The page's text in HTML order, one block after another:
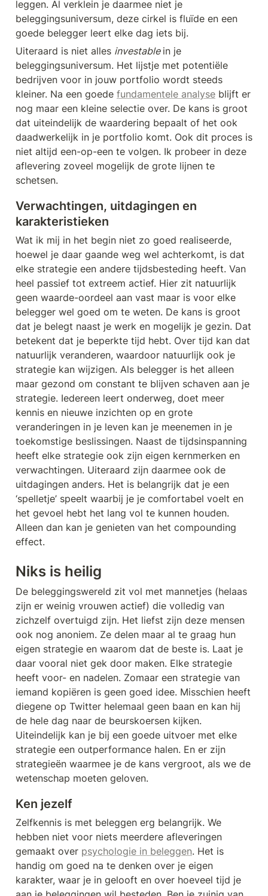
leggen. Al verklein je daarmee niet je
beleggingsuniversum, deze cirkel is fluïde en een
goede belegger leert elke dag iets bij.
Uiteraard is niet alles investable in je
beleggingsuniversum. Het lijstje met potentiële
bedrijven voor in jouw portfolio wordt steeds
kleiner. Na een goede fundamentele analyse blijft er
nog maar een kleine selectie over. De kans is groot
dat uiteindelijk de waardering bepaalt of het ook
daadwerkelijk in je portfolio komt. Ook dit proces is
niet altijd een-op-een te volgen. Ik probeer in deze
aflevering zoveel mogelijk de grote lijnen te
schetsen.
Verwachtingen, uitdagingen en
karakteristieken
Wat ik mij in het begin niet zo goed realiseerde,
hoewel je daar gaande weg wel achterkomt, is dat
elke strategie een andere tijdsbesteding heeft. Van
heel passief tot extreem actief. Hier zit natuurlijk
geen waarde-oordeel aan vast maar is voor elke
belegger wel goed om te weten. De kans is groot
dat je belegt naast je werk en mogelijk je gezin. Dat
betekent dat je beperkte tijd hebt. Over tijd kan dat
natuurlijk veranderen, waardoor natuurlijk ook je
strategie kan wijzigen. Als belegger is het alleen
maar gezond om constant te blijven schaven aan je
strategie. Iedereen leert onderweg, doet meer
kennis en nieuwe inzichten op en grote
veranderingen in je leven kan je meenemen in je
toekomstige beslissingen. Naast de tijdsinspanning
heeft elke strategie ook zijn eigen kernmerken en
verwachtingen. Uiteraard zijn daarmee ook de
uitdagingen anders. Het is belangrijk dat je een
‘spelletje’ speelt waarbij je je comfortabel voelt en
het gevoel hebt het lang vol te kunnen houden.
Alleen dan kan je genieten van het compounding
effect.
Niks is heilig
De beleggingswereld zit vol met mannetjes (helaas
zijn er weinig vrouwen actief) die volledig van
zichzelf overtuigd zijn. Het liefst zijn deze mensen
ook nog anoniem. Ze delen maar al te graag hun
eigen strategie en waarom dat de beste is. Laat je
daar vooral niet gek door maken. Elke strategie
heeft voor- en nadelen. Zomaar een strategie van
iemand kopiëren is geen goed idee. Misschien heeft
diegene op Twitter helemaal geen baan en kan hij
de hele dag naar de beurskoersen kijken.
Uiteindelijk kan je bij een goede uitvoer met elke
strategie een outperformance halen. En er zijn
strategieën waarmee je de kans vergroot, als we de
wetenschap moeten geloven.
Ken jezelf
Zelfkennis is met beleggen erg belangrijk. We
hebben niet voor niets meerdere afleveringen
gemaakt over psychologie in beleggen. Het is
handig om goed na te denken over je eigen
karakter, waar je in gelooft en over hoeveel tijd je